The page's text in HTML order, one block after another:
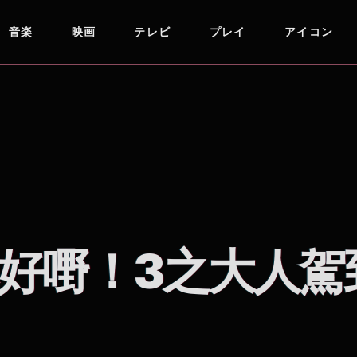
音楽 映画 テレビ プレイ アイコン
嘢！3之大人駕